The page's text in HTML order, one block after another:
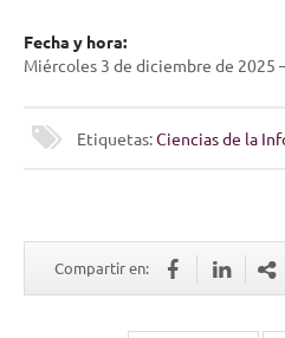
Fecha y hora:
Miércoles 3 de diciembre de 2025
Etiquetas:Ciencias de la
Compartir en: